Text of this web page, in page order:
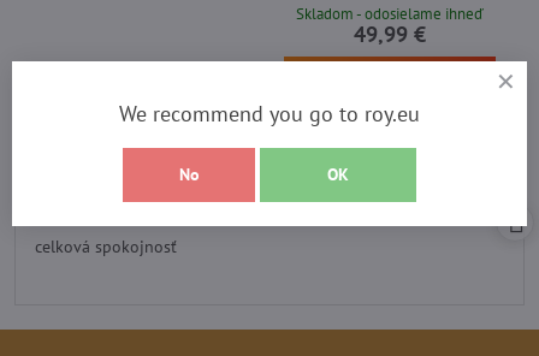
Skladom - odosielame ihneď
49,99 €
Recenzia heureka
Hodnotenie:
celková spokojnosť
We recommend you go to roy.eu
No OK